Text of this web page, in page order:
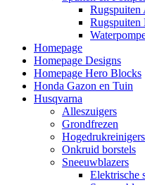
Rugspuiten
Rugspuiten
Homepage
Homepage Designs
Homepage Hero Blocks
Honda Gazon en Tuin
Husqvarna
Alleszuigers
Grondfrezen
Hogedrukreinigers
Onkruid borstels
Sneeuwblazers
Elektrische